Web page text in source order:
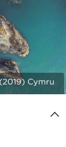
Cymru